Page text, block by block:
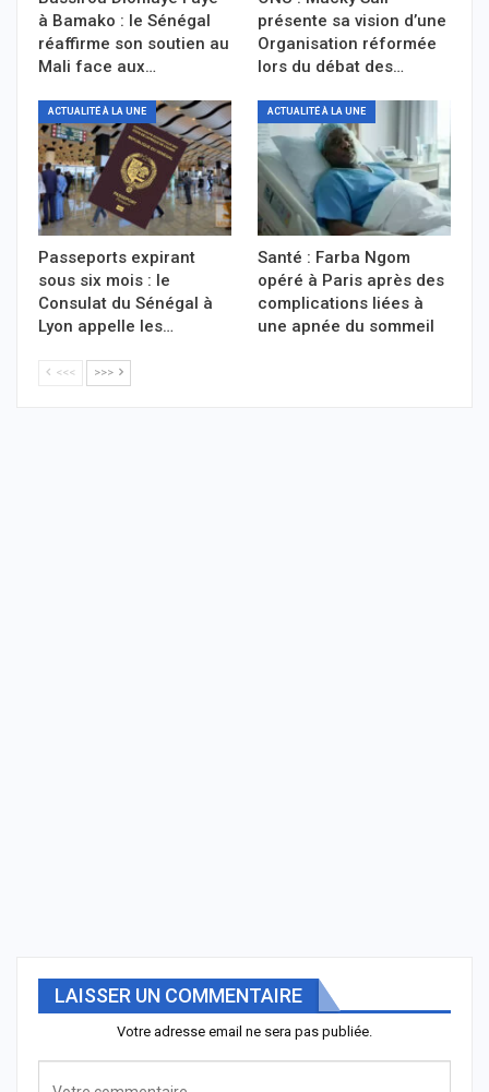
à Bamako : le Sénégal
réaffirme son soutien au
Mali face aux…
présente sa vision d’une
Organisation réformée
lors du débat des…
ACTUALITÉ À LA UNE
Passeports expirant
sous six mois : le
Consulat du Sénégal à
Lyon appelle les…
ACTUALITÉ À LA UNE
Santé : Farba Ngom
opéré à Paris après des
complications liées à
une apnée du sommeil
<<< >>>
LAISSER UN COMMENTAIRE
Votre adresse email ne sera pas publiée.